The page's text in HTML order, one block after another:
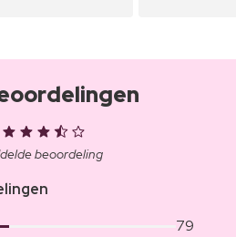
beoordeling
79